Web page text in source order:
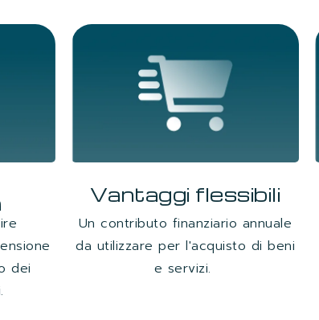
dei
Vantaggi flessibili
Un contributo finanziario annuale
da utilizzare per l'acquisto di beni
e servizi.